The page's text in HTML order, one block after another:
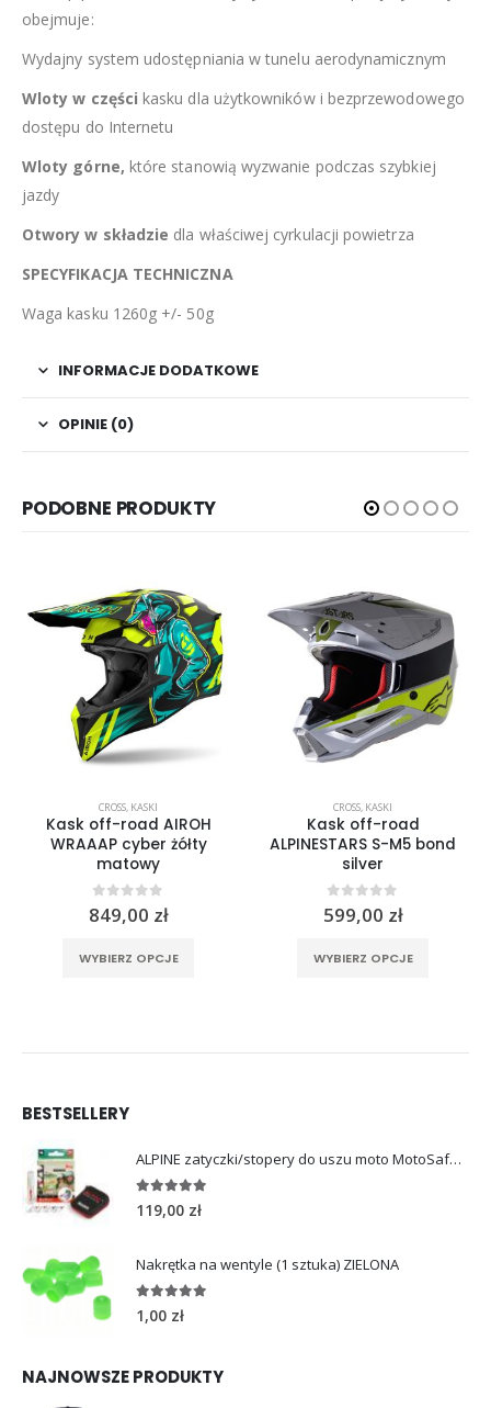
obejmuje:
Wydajny system udostępniania w tunelu aerodynamicznym
Wloty w części kasku dla użytkowników i bezprzewodowego
dostępu do Internetu
Wloty górne, które stanowią wyzwanie podczas szybkiej
jazdy
Otwory w składzie dla właściwej cyrkulacji powietrza
SPECYFIKACJA TECHNICZNA
Waga kasku 1260g +/- 50g
INFORMACJE DODATKOWE
OPINIE (0)
PODOBNE PRODUKTY
CROSS, KASKI
Kask off-road AIROH
WRAAAP cyber żółty
matowy
0 out of 5
849,00 zł
WYBIERZ OPCJE
CROSS, KASKI
Kask off-road
ALPINESTARS S-M5 bond
silver
0out of 5
599,00 zł
WYBIERZ OPCJE
BESTSELLERY
ALPINE zatyczki/stopery do uszu moto MotoSafe Pro
4.96out of 5
119,00 zł
Nakrętka na wentyle (1 sztuka) ZIELONA
5.00 out of 5
1,00 zł
NAJNOWSZE PRODUKTY